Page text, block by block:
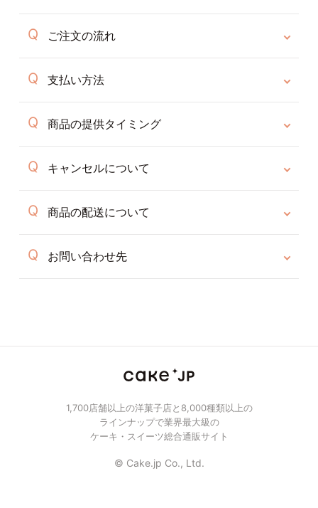
ご注文の流れ
支払い方法
商品の提供タイミング
キャンセルについて
商品の配送について
お問い合わせ先
1,700店舗以上の洋菓子店と8,000種類以上の
ラインナップで業界最大級の
ケーキ・スイーツ総合通販サイト
© Cake.jp Co., Ltd.